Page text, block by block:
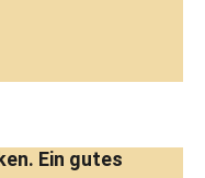
Ein gutes